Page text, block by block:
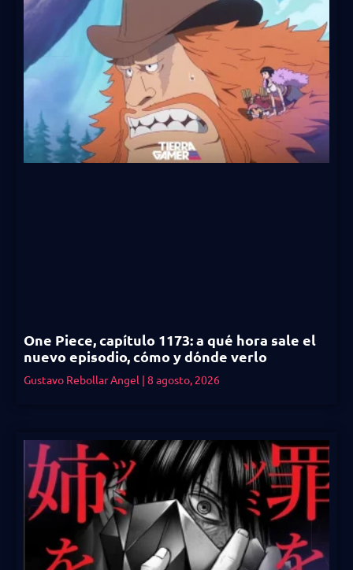
One Piece, capítulo 1173: a qué hora sale el
nuevo episodio, cómo y dónde verlo
Gustavo Rebollar Angel 8 agosto, 2026